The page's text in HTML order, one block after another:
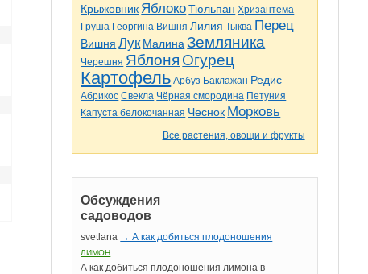
Крыжовник Яблоко Тюльпан Хризантема
Груша Георгина Вишня Лилия Тыква Перец
Вишня Лук Малина Земляника
Черешня Яблоня Огурец
Картофель Арбуз Баклажан Редис
Абрикос Свекла Чёрная смородина Петуния
Капуста белокочанная Чеснок Морковь
Все растения, овощи и фрукты
Обсуждения
садоводов
svetlana → А как добиться плодоношения
ЛИМОН
А как добиться плодоношения лимона в